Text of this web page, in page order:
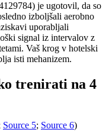
je ugotovil, da so
izboljšali aerobno
uporabljali
signal iz intervalov z
Vaš krog v hotelski
isti mehanizem.
trenirati na 4
Source 5; Source 6)